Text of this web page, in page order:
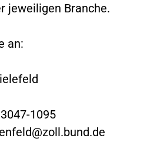
jeweiligen Branche.
an:
1095